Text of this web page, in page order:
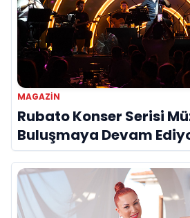
MAGAZIN
Rubato Konser Serisi
Buluşmaya Devam